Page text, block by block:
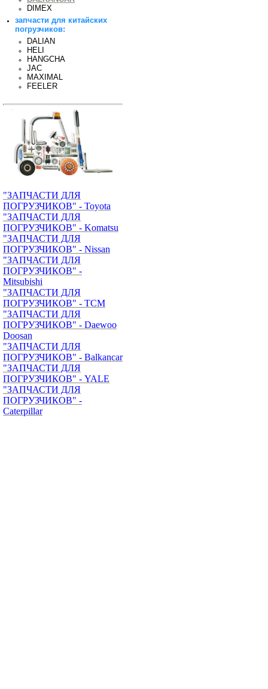
DIMEX
запчасти для китайских
погрузчиков:
DALIAN
HELI
HANGCHA
JAC
MAXIMAL
FEELER
"ЗАПЧАСТИ ДЛЯ
ПОГРУЗЧИКОВ" - Toyota
"ЗАПЧАСТИ ДЛЯ
ПОГРУЗЧИКОВ" - Komatsu
"ЗАПЧАСТИ ДЛЯ
ПОГРУЗЧИКОВ" - Nissan
"ЗАПЧАСТИ ДЛЯ
ПОГРУЗЧИКОВ" -
Mitsubishi
"ЗАПЧАСТИ ДЛЯ
ПОГРУЗЧИКОВ" - TCM
"ЗАПЧАСТИ ДЛЯ
ПОГРУЗЧИКОВ" - Daewoo
Doosan
"ЗАПЧАСТИ ДЛЯ
ПОГРУЗЧИКОВ" - Balkancar
"ЗАПЧАСТИ ДЛЯ
ПОГРУЗЧИКОВ" - YALE
"ЗАПЧАСТИ ДЛЯ
ПОГРУЗЧИКОВ" -
Caterpillar